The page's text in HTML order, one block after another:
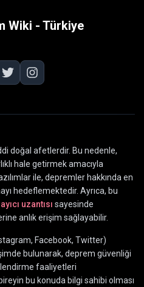
Wiki - Türkiye
doğal afetlerdir. Bu nedenle,
hale getirmek amacıyla
ile, depremler hakkında en
hedeflemektedir. Ayrıca, bu
uzantısı sayesinde
anlık erişim sağlayabilir.
Facebook, Twitter)
bulunarak, deprem güvenliği
faaliyetleri
bu konuda bilgi sahibi olması